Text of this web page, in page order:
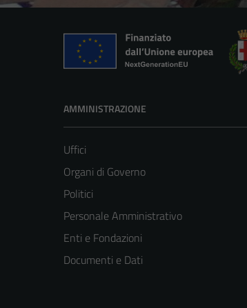
AMMINISTRAZIONE
Uffici
Organi di Governo
Politici
Personale Amministrativo
Enti e Fondazioni
Documenti e Dati